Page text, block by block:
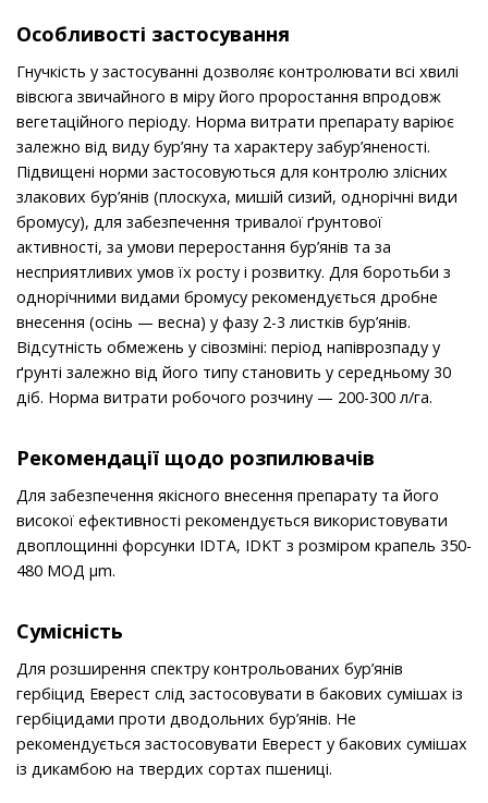
Особливості застосування
Гнучкiсть у застосуваннi дозволяє контролювати всi хвилi
вiвсюга звичайного в мiру його проростання впродовж
вегетацiйного перiоду. Норма витрати препарату варiює
залежно вiд виду бур’яну та характеру забур’яненостi.
Пiдвищенi норми застосовуються для контролю злiсних
злакових бур’янiв (плоскуха, мишiй сизий, однорiчнi види
бромусу), для забезпечення тривалої ґрунтової
активностi, за умови переростання бур’янiв та за
несприятливих умов їх росту i розвитку. Для боротьби з
однорiчними видами бромусу рекомендується дробне
внесення (осiнь — весна) у фазу 2-3 листкiв бур’янiв.
Вiдсутнiсть обмежень у сiвозмiнi: перiод напiврозпаду у
ґрунтi залежно вiд його типу становить у середньому 30
дiб. Норма витрати робочого розчину — 200-300 л/га.
Рекомендації щодо розпилювачів
Для забезпечення якiсного внесення препарату та його
високої ефективностi рекомендується використовувати
двоплощиннi форсунки IDTA, IDKT з розмiром крапель 350-
480 МОД μm.
Сумісність
Для розширення спектру контрольованих бур’янiв
гербiцид Еверест слiд застосовувати в бакових сумiшах iз
гербiцидами проти дводольних бур’янiв. Не
рекомендується застосовувати Еверест у бакових сумiшах
iз дикамбою на твердих сортах пшеницi.